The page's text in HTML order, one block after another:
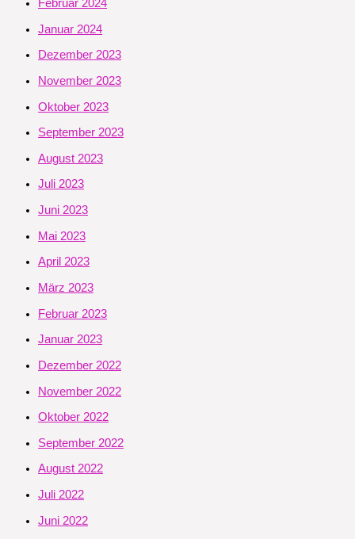
Februar 2024
Januar 2024
Dezember 2023
November 2023
Oktober 2023
September 2023
August 2023
Juli 2023
Juni 2023
Mai 2023
April 2023
März 2023
Februar 2023
Januar 2023
Dezember 2022
November 2022
Oktober 2022
September 2022
August 2022
Juli 2022
Juni 2022